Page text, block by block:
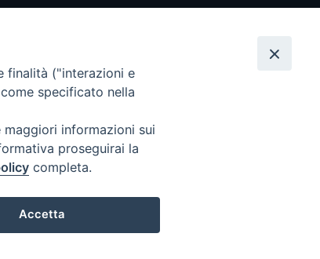
finalità ("interazioni e
specificato nella
informazioni sui
proseguirai la
completa.
Accetta